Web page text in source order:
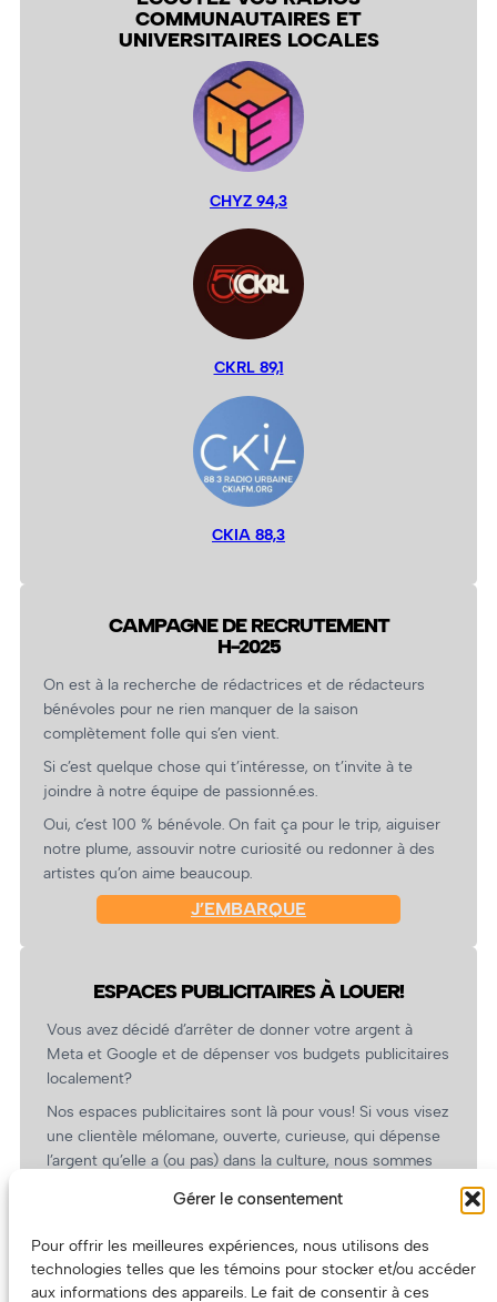
Gérer le consentement
Pour offrir les meilleures expériences, nous utilisons des
technologies telles que les témoins pour stocker et/ou accéder
aux informations des appareils. Le fait de consentir à ces
COMMUNAUTAIRES ET
UNIVERSITAIRES LOCALES
CHYZ 94,3
CKRL 89,1
CKIA 88,3
CAMPAGNE DE RECRUTEMENT
H-2025
On est à la recherche de rédactrices et de rédacteurs
bénévoles pour ne rien manquer de la saison
complètement folle qui s’en vient.
Si c’est quelque chose qui t’intéresse, on t’invite à te
joindre à notre équipe de passionné.es.
Oui, c’est 100 % bénévole. On fait ça pour le trip, aiguiser
notre plume, assouvir notre curiosité ou redonner à des
artistes qu’on aime beaucoup.
J’EMBARQUE
ESPACES PUBLICITAIRES À LOUER!
Vous avez décidé d’arrêter de donner votre argent à
Meta et Google et de dépenser vos budgets publicitaires
localement?
Nos espaces publicitaires sont là pour vous! Si vous visez
une clientèle mélomane, ouverte, curieuse, qui dépense
l’argent qu’elle a (ou pas) dans la culture, nous sommes
revient.
(Oui, on va avoir des tarifs spéciaux pour vous, les